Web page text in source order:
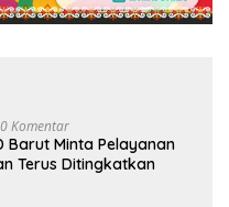
0 Komentar
Barut Minta Pelayanan
Terus Ditingkatkan